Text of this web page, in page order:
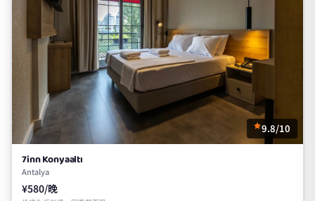
9.8/10
7inn Konyaaltı
Antalya
¥580/晚